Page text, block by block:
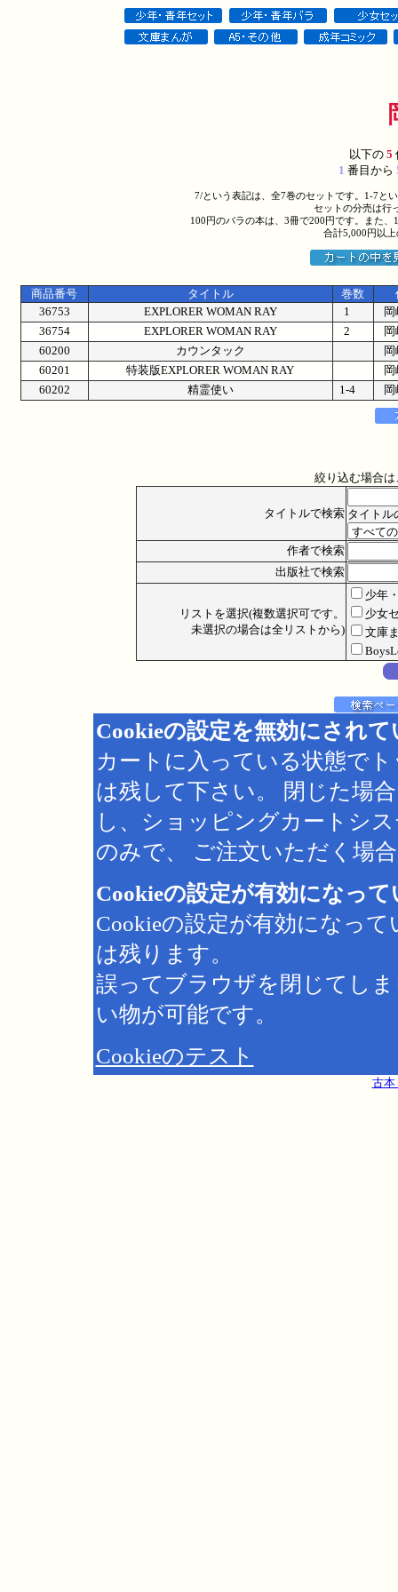
以下の5
1 番目から
7/という表記は、全7巻のセットです。1-7と
セットの分売は行
100円のバラの本は、3冊で200円です。また
合計5,000円以
商品番号 タイトル 巻数
36753
EXPLORER WOMAN RAY 1
36754
EXPLORER WOMAN RAY 2
60200
カウンタック
60201
特装版EXPLORER WOMAN RAY
60202
精霊使い 1-4
絞り込む場合
タイトルで検索 タイトル
作者で検索
出版社で検索
リストを選択(複数選択可です。
未選択の場合は全リストから)
少年
少女
文庫
Cookieの設定を無効にされ
カートに入っている状態で
は残して下さい。 閉じた場
し、ショッピングカートシ
のみで、 ご注文いただく場
Cookieの設定が有効になっ
Cookieの設定が有効になっ
は残ります。
誤ってブラウザを閉じてし
い物が可能です。
Cookieのテスト
古本